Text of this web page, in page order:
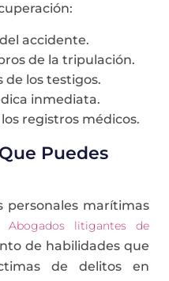
accidente.
de la tripulación.
de los testigos.
inmediata.
registros médicos.
Puedes
personales marítimas
Abogados litigantes de
de habilidades que
de delitos en